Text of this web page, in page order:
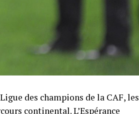
des champions de la CAF, les
continental. L’Espérance